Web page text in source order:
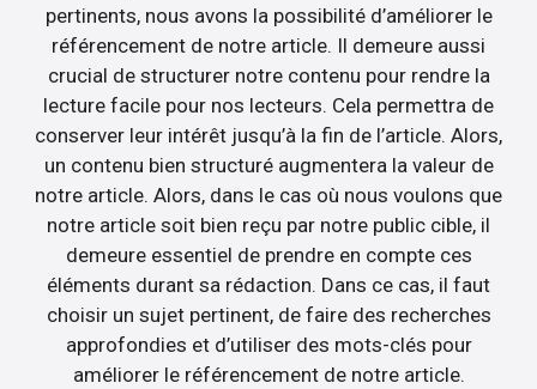
pertinents, nous avons la possibilité d’améliorer le
référencement de notre article. Il demeure aussi
crucial de structurer notre contenu pour rendre la
lecture facile pour nos lecteurs. Cela permettra de
conserver leur intérêt jusqu’à la fin de l’article. Alors,
un contenu bien structuré augmentera la valeur de
notre article. Alors, dans le cas où nous voulons que
notre article soit bien reçu par notre public cible, il
demeure essentiel de prendre en compte ces
éléments durant sa rédaction. Dans ce cas, il faut
choisir un sujet pertinent, de faire des recherches
approfondies et d’utiliser des mots-clés pour
améliorer le référencement de notre article.